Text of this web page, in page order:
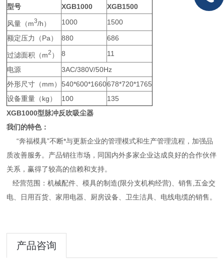
型号
XGB1000 XGB1500
风量（m3/h） 1000
1500
额定压力（Pa）
880 686
过滤面积（m2 ） 8
11
电源
3AC/380V/50Hz
外形尺寸（mm） 540*600*1660678*720*1765
设备重量（kg）
100
135
XGB1000型脉冲反吹吸尘器
我们的特色：
“奔福模具”不断*与更新企业的管理模式和生产管理流程，加强品
质改善服务。产品销往市场，同国内外多家企业达成良好的合作伙伴
关系，赢得了较高的信赖和支持。
经营范围：机械配件、模具的制造(限分支机构经营)、销售,五金交
电、日用百货、家用电器、厨房设备、卫生洁具、电线电缆的销售。
产品咨询